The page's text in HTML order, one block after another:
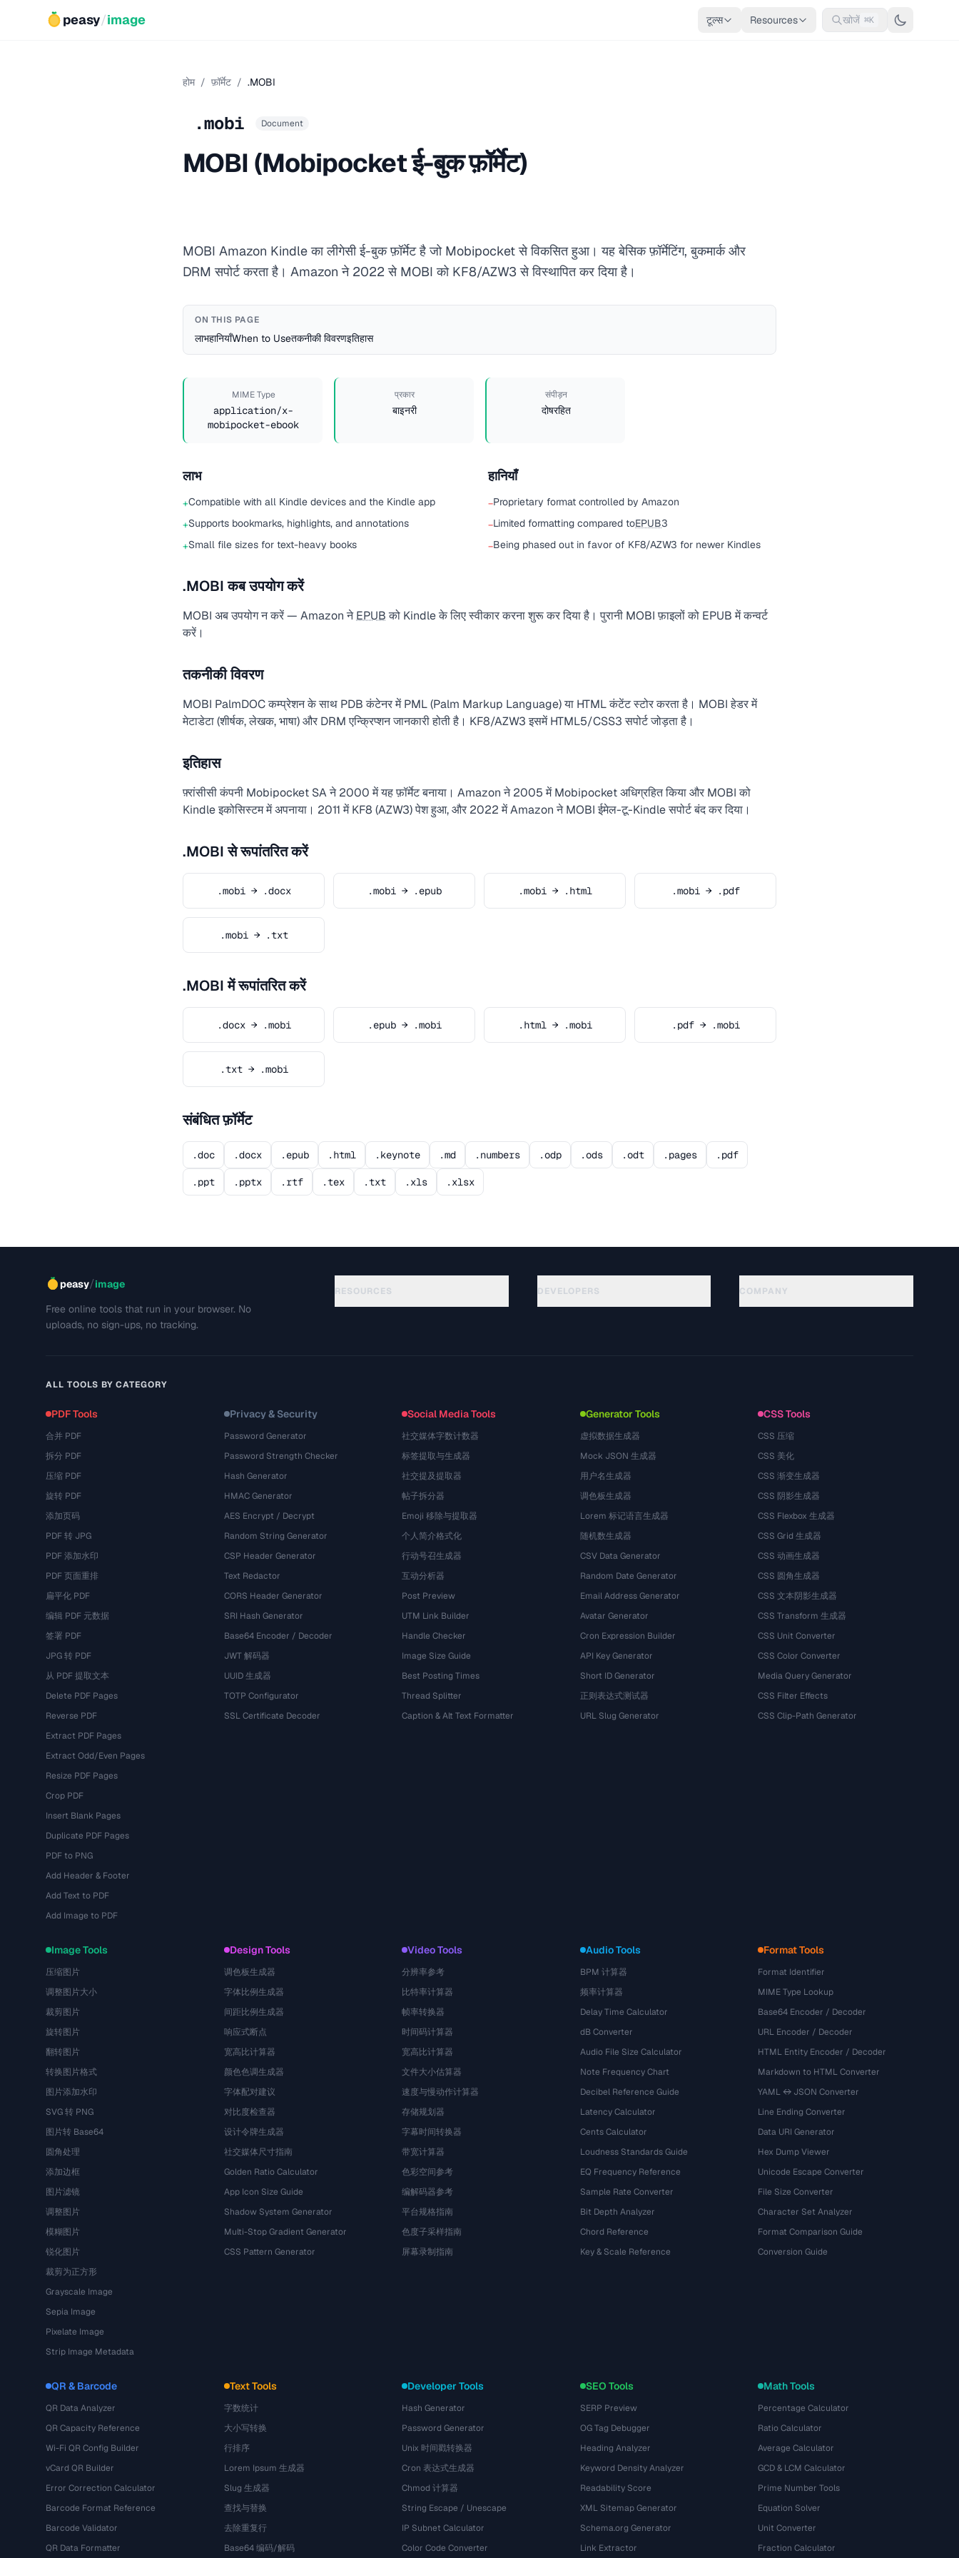
peasy/image टूल्स Resources खोजें ⌘K
होम / फ़ॉर्मेट / .MOBI
.mobi Document
MOBI (Mobipocket ई-बुक फ़ॉर्मेट)
MOBI Amazon Kindle का लीगेसी ई-बुक फ़ॉर्मेट है जो Mobipocket से विकसित हुआ। यह बेसिक फ़ॉर्मेटिंग, बुकमार्क और
DRM सपोर्ट करता है। Amazon ने 2022 से MOBI को KF8/AZW3 से विस्थापित कर दिया है।
ON THIS PAGE
लाभहानियाँWhen to Useतकनीकी विवरणइतिहास
MIME Type
application/x-
mobipocket-ebook
प्रकार
बाइनरी
संपीड़न
दोषरहित
लाभ
+Compatible with all Kindle devices and the Kindle app
+Supports bookmarks, highlights, and annotations
+Small file sizes for text-heavy books
हानियाँ
−Proprietary format controlled by Amazon
−Limited formatting compared toEPUB3
−Being phased out in favor of KF8/AZW3 for newer Kindles
.MOBI कब उपयोग करें
MOBI अब उपयोग न करें — Amazon नेEPUBको Kindle के लिए स्वीकार करना शुरू कर दिया है। पुरानी MOBI फ़ाइलों को EPUB में कन्वर्ट
करें।
तकनीकी विवरण
MOBI PalmDOC कम्प्रेशन के साथ PDB कंटेनर में PML (Palm Markup Language) या HTML कंटेंट स्टोर करता है। MOBI हेडर में
मेटाडेटा (शीर्षक, लेखक, भाषा) और DRM एन्क्रिप्शन जानकारी होती है। KF8/AZW3 इसमें HTML5/CSS3 सपोर्ट जोड़ता है।
इतिहास
फ़्रांसीसी कंपनी Mobipocket SA ने 2000 में यह फ़ॉर्मेट बनाया। Amazon ने 2005 में Mobipocket अधिग्रहित किया और MOBI को
Kindle इकोसिस्टम में अपनाया। 2011 में KF8 (AZW3) पेश हुआ, और 2022 में Amazon ने MOBI ईमेल-टू-Kindle सपोर्ट बंद कर दिया।
.MOBI से रूपांतरित करें
.mobi → .docx .mobi → .epub .mobi → .html .mobi → .pdf
.mobi → .txt
.MOBI में रूपांतरित करें
.docx → .mobi .epub → .mobi .html → .mobi .pdf → .mobi
.txt → .mobi
संबंधित फ़ॉर्मेट
.doc .docx .epub .html .keynote .md .numbers .odp .ods .odt .pages .pdf
.ppt .pptx .rtf .tex .txt .xls .xlsx
peasy/image
Free online tools that run in your browser. No
uploads, no sign-ups, no tracking.
RESOURCES DEVELOPERS COMPANY
ALL TOOLS BY CATEGORY
PDF Tools
合并 PDF
拆分 PDF
压缩 PDF
旋转 PDF
添加页码
PDF 转 JPG
PDF 添加水印
PDF 页面重排
扁平化 PDF
编辑 PDF 元数据
签署 PDF
JPG 转 PDF
从 PDF 提取文本
Delete PDF Pages
Reverse PDF
Extract PDF Pages
Extract Odd/Even Pages
Resize PDF Pages
Crop PDF
Insert Blank Pages
Duplicate PDF Pages
PDF to PNG
Add Header & Footer
Add Text to PDF
Add Image to PDF
Privacy & Security
Password Generator
Password Strength Checker
Hash Generator
HMAC Generator
AES Encrypt / Decrypt
Random String Generator
CSP Header Generator
Text Redactor
CORS Header Generator
SRI Hash Generator
Base64 Encoder / Decoder
JWT 解码器
UUID 生成器
TOTP Configurator
SSL Certificate Decoder
Social Media Tools
社交媒体字数计数器
标签提取与生成器
社交提及提取器
帖子拆分器
Emoji 移除与提取器
个人简介格式化
行动号召生成器
互动分析器
Post Preview
UTM Link Builder
Handle Checker
Image Size Guide
Best Posting Times
Thread Splitter
Caption & Alt Text Formatter
Generator Tools
虚拟数据生成器
Mock JSON 生成器
用户名生成器
调色板生成器
Lorem 标记语言生成器
随机数生成器
CSV Data Generator
Random Date Generator
Email Address Generator
Avatar Generator
Cron Expression Builder
API Key Generator
Short ID Generator
正则表达式测试器
URL Slug Generator
CSS Tools
CSS 压缩
CSS 美化
CSS 渐变生成器
CSS 阴影生成器
CSS Flexbox 生成器
CSS Grid 生成器
CSS 动画生成器
CSS 圆角生成器
CSS 文本阴影生成器
CSS Transform 生成器
CSS Unit Converter
CSS Color Converter
Media Query Generator
CSS Filter Effects
CSS Clip-Path Generator
Image Tools
压缩图片
调整图片大小
裁剪图片
旋转图片
翻转图片
转换图片格式
图片添加水印
SVG 转 PNG
图片转 Base64
圆角处理
添加边框
图片滤镜
调整图片
模糊图片
锐化图片
裁剪为正方形
Grayscale Image
Sepia Image
Pixelate Image
Strip Image Metadata
Design Tools
调色板生成器
字体比例生成器
间距比例生成器
响应式断点
宽高比计算器
颜色色调生成器
字体配对建议
对比度检查器
设计令牌生成器
社交媒体尺寸指南
Golden Ratio Calculator
App Icon Size Guide
Shadow System Generator
Multi-Stop Gradient Generator
CSS Pattern Generator
Video Tools
分辨率参考
比特率计算器
帧率转换器
时间码计算器
宽高比计算器
文件大小估算器
速度与慢动作计算器
存储规划器
字幕时间转换器
带宽计算器
色彩空间参考
编解码器参考
平台规格指南
色度子采样指南
屏幕录制指南
Audio Tools
BPM 计算器
频率计算器
Delay Time Calculator
dB Converter
Audio File Size Calculator
Note Frequency Chart
Decibel Reference Guide
Latency Calculator
Cents Calculator
Loudness Standards Guide
EQ Frequency Reference
Sample Rate Converter
Bit Depth Analyzer
Chord Reference
Key & Scale Reference
Format Tools
Format Identifier
MIME Type Lookup
Base64 Encoder / Decoder
URL Encoder / Decoder
HTML Entity Encoder / Decoder
Markdown to HTML Converter
YAML ↔ JSON Converter
Line Ending Converter
Data URI Generator
Hex Dump Viewer
Unicode Escape Converter
File Size Converter
Character Set Analyzer
Format Comparison Guide
Conversion Guide
QR & Barcode
QR Data Analyzer
QR Capacity Reference
Wi-Fi QR Config Builder
vCard QR Builder
Error Correction Calculator
Barcode Format Reference
Barcode Validator
QR Data Formatter
Text Tools
字数统计
大小写转换
行排序
Lorem Ipsum 生成器
Slug 生成器
查找与替换
去除重复行
Base64 编码/解码
Developer Tools
Hash Generator
Password Generator
Unix 时间戳转换器
Cron 表达式生成器
Chmod 计算器
String Escape / Unescape
IP Subnet Calculator
Color Code Converter
SEO Tools
SERP Preview
OG Tag Debugger
Heading Analyzer
Keyword Density Analyzer
Readability Score
XML Sitemap Generator
Schema.org Generator
Link Extractor
Math Tools
Percentage Calculator
Ratio Calculator
Average Calculator
GCD & LCM Calculator
Prime Number Tools
Equation Solver
Unit Converter
Fraction Calculator